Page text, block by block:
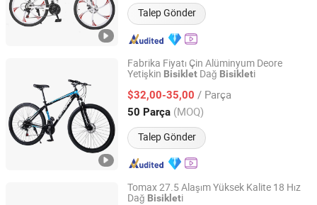
Talep Gönder
Fabrika Fiyatı Çin Alüminyum Deore
Yetişkin Bisiklet Dağ Bisikleti
$32,00-35,00 / Parça
50 Parça (MOQ)
Talep Gönder
Good Seller Co., Ltd
Zhejiang, China Fiyat 2010
Tomax 27.5 Alaşım Yüksek Kalite 18 Hız
Dağ Bisikleti